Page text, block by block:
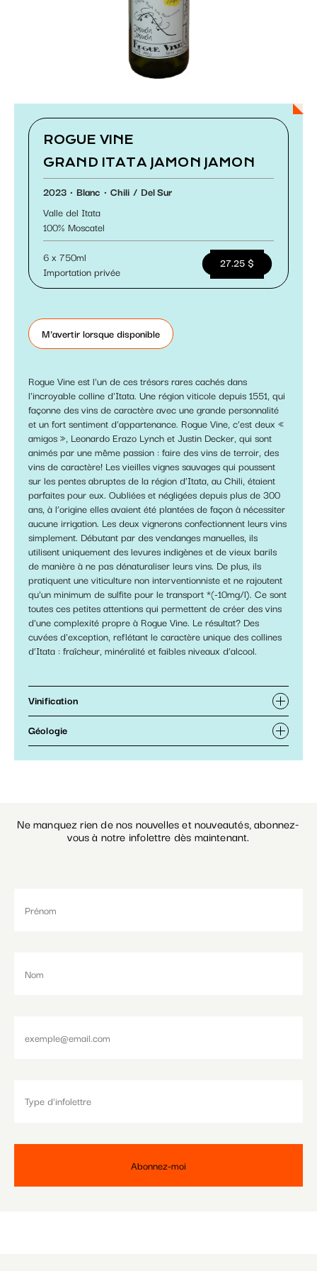
Paramétrer les cookies
ROGUE VINE
GRAND ITATA JAMON JAMON
2023 Blanc Chili
Del Sur
Valle del Itata
100
Moscatel
6 x 750ml
Importation privée
27.25 $
M'avertir lorsque disponible
Rogue Vine est l'un de ces trésors rares cachés dans
l'incroyable colline d'Itata. Une région viticole depuis 1551, qui
façonne des vins de caractère avec une grande personnalité
et un fort sentiment d'appartenance. Rogue Vine, c’est deux «
amigos », Leonardo Erazo Lynch et Justin Decker, qui sont
animés par une même passion : faire des vins de terroir, des
vins de caractère! Les vieilles vignes sauvages qui poussent
sur les pentes abruptes de la région d’Itata, au Chili, étaient
parfaites pour eux. Oubliées et négligées depuis plus de 300
ans, à l’origine elles avaient été plantées de façon à nécessiter
aucune irrigation. Les deux vignerons confectionnent leurs vins
simplement. Débutant par des vendanges manuelles, ils
utilisent uniquement des levures indigènes et de vieux barils
de manière à ne pas dénaturaliser leurs vins. De plus, ils
pratiquent une viticulture non interventionniste et ne rajoutent
qu'un minimum de sulfite pour le transport *(-10mg/l). Ce sont
toutes ces petites attentions qui permettent de créer des vins
d'une complexité propre à Rogue Vine. Le résultat? Des
cuvées d'exception, reflétant le caractère unique des collines
d’Itata : fraîcheur, minéralité et faibles niveaux d’alcool.
Vinification
Géologie
Ne manquez rien de nos nouvelles et nouveautés, abonnez-
vous à notre infolettre dès maintenant.